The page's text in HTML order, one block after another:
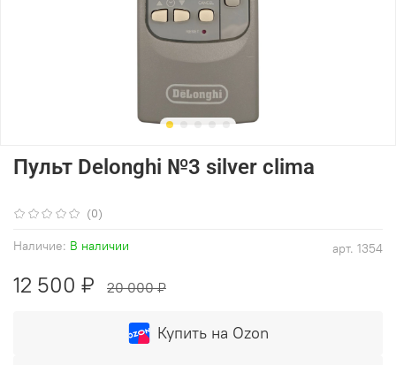
(0)
арт. 1354
Наличие: В наличии
Пульт Delonghi №3 silver clima
12 500 ₽ 20 000 ₽
Купить на Ozon